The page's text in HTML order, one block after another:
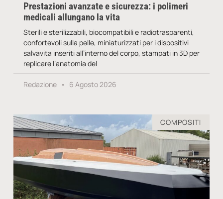
Prestazioni avanzate e sicurezza: i polimeri
medicali allungano la vita
Sterili e sterilizzabili, biocompatibili e radiotrasparenti,
confortevoli sulla pelle, miniaturizzati per i dispositivi
salvavita inseriti all’interno del corpo, stampati in 3D per
replicare l’anatomia del
Redazione 6 Agosto 2026
COMPOSITI